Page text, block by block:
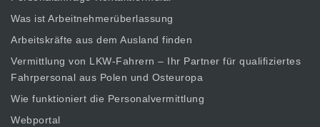
Was ist Arbeitnehmerüberlassung
Arbeitskräfte aus dem Ausland finden
Vermittlung von LKW-Fahrern – Ihr Partner für qualifiziertes
Fahrpersonal aus Polen und Osteuropa
Wie funktioniert die Personalvermittlung
Webportal